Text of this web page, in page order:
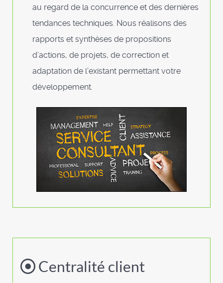
au regard de la concurrence et des dernières
tendances techniques. Nous réalisons des
rapports et synthèses de propositions
d’actions, de projets, de correction et
adaptation de l’existant permettant votre
développement.
Centralité client